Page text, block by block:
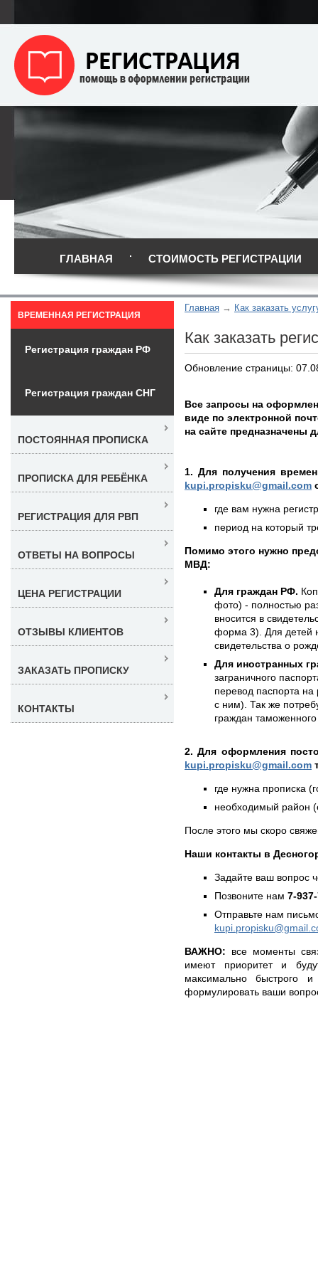
ГЛАВНАЯ СТОИМОСТЬ РЕГИСТРАЦИИ
Главная Как заказать
Как заказать
Обновление страницы:
Все запросы на
виде по электронной
на сайте предназначены
1. Для получения
kupi.propisku@gmail.com
где вам нужна
период на который
Помимо этого нужно
МВД:
Для граждан РФ.
фото) - полностью
вносится в
форма 3). Для детей
свидетельства о
Для иностранных
заграничного
перевод паспорта на
с ним). Так же
граждан
2. Для оформления
kupi.propisku@gmail.com
где нужна прописка
необходимый район
После этого мы скоро
Наши контакты в
Задайте ваш вопрос
Позвоните нам 7-
Отправьте нам
ВАЖНО: все моменты
имеют приоритет и
максимально быстрого и
формулировать ваши
ВРЕМЕННАЯ РЕГИСТРАЦИЯ
Регистрация граждан РФ
Регистрация граждан СНГ
ПОСТОЯННАЯ ПРОПИСКА
ПРОПИСКА ДЛЯ РЕБЁНКА
РЕГИСТРАЦИЯ ДЛЯ РВП
ОТВЕТЫ НА ВОПРОСЫ
ЦЕНА РЕГИСТРАЦИИ
ОТЗЫВЫ КЛИЕНТОВ
ЗАКАЗАТЬ ПРОПИСКУ
КОНТАКТЫ